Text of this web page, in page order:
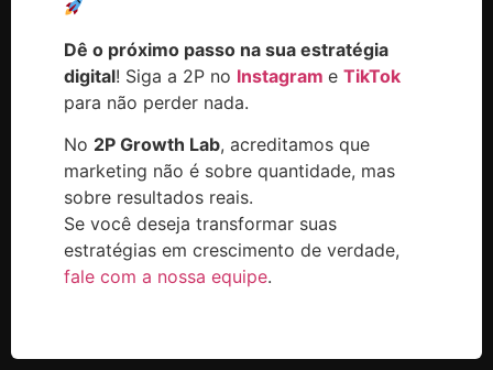
Dê o próximo passo na sua estratégia
digital! Siga a 2P no Instagram e TikTok
para não perder nada.
No 2P Growth Lab, acreditamos que
marketing não é sobre quantidade, mas
sobre resultados reais.
Se você deseja transformar suas
estratégias em crescimento de verdade,
fale com a nossa equipe.